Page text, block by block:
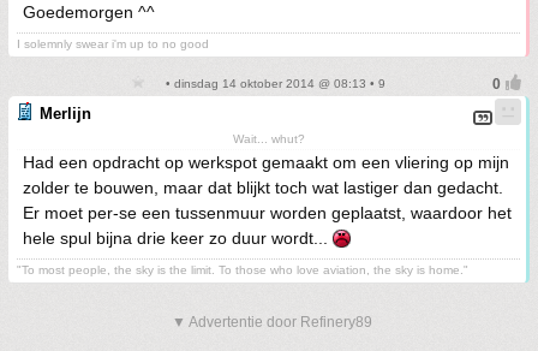
Goedemorgen ^^
I solemnly swear i'm up to no good
• dinsdag 14 oktober 2014 @ 08:13 • 9
Merlijn
Wait... whut?
Had een opdracht op werkspot gemaakt om een vliering op mijn
zolder te bouwen, maar dat blijkt toch wat lastiger dan gedacht.
Er moet per-se een tussenmuur worden geplaatst, waardoor het
hele spul bijna drie keer zo duur wordt...
"To most people, the sky is the limit. To those who love aviation, the sky is home."
▼ Advertentie door Refinery89